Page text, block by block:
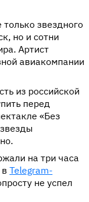
звездного
но и сотни
Артист
авиакомпании
из российской
перед
«Без
на три часа
Telegram-
не успел